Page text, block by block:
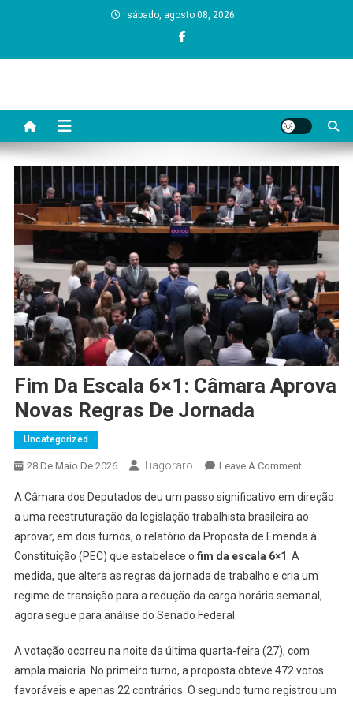
sábado, agosto 08, 2026
Fim Da Escala 6×1: Câmara Aprova
Novas Regras De Jornada
Uncategorized
28 De Maio De 2026 Tiagoraro Leave A CommentOn
Da
Escala
6×1:
Aprova
Novas
Jornada
A Câmara dos Deputados deu um passo significativo em direção
a uma reestruturação da legislação trabalhista brasileira ao
aprovar, em dois turnos, o relatório da Proposta de Emenda à
Constituição (PEC) que estabelece o fim da escala 6×1 . A
medida, que altera as regras da jornada de trabalho e cria um
regime de transição para a redução da carga horária semanal,
agora segue para análise do Senado Federal.
A votação ocorreu na noite da última quarta-feira (27), com
ampla maioria. No primeiro turno, a proposta obteve 472 votos
favoráveis e apenas 22 contrários. O segundo turno registrou um